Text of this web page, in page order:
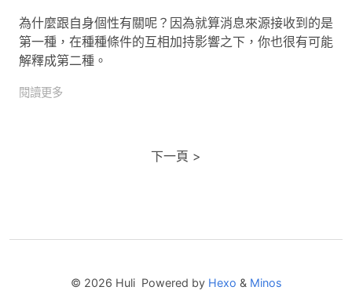
為什麼跟自身個性有關呢？因為就算消息來源接收到的是
第一種，在種種條件的互相加持影響之下，你也很有可能
解釋成第二種。
閱讀更多
下一頁
© 2026 Huli Powered by Hexo & Minos